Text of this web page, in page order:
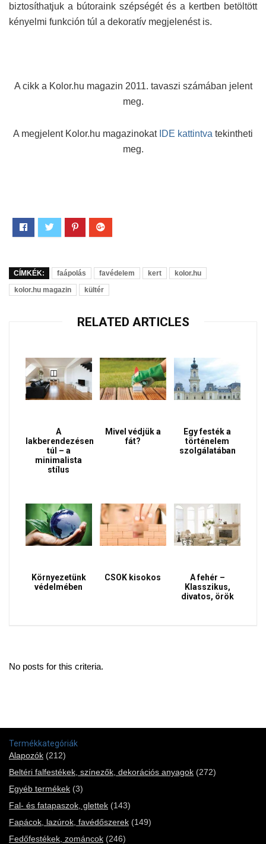
biztosíthatjuk a bútoraink szépségét és a kertben betöltött
kényelmi funkción túl a dekoratív megjelenést is.
A cikk a Kolor.hu magazin 2011. tavaszi számában jelent
meg.
A megjelent Kolor.hu magazinokat IDE kattintva tekintheti
meg.
CÍMKÉK: faápolás favédelem kert
kolor.hu
kolor.hu magazin
kültér
RELATED ARTICLES
A
lakberendezésen
túl – a
minimalista
stílus
Mivel védjük a
fát?
Egy festék a
történelem
szolgálatában
Környezetünk
védelmében
CSOK kisokos
A fehér –
Klasszikus,
divatos, örök
No posts for this criteria.
Termékkategóriák
Alapozók (212)
Beltéri falfestékek, színezők, dekorációs anyagok (272)
Egyéb termékek (3)
Fal- és fatapaszok, glettek (143)
Fapácok, lazúrok, favédőszerek (149)
Fedőfestékek, zománcok (246)